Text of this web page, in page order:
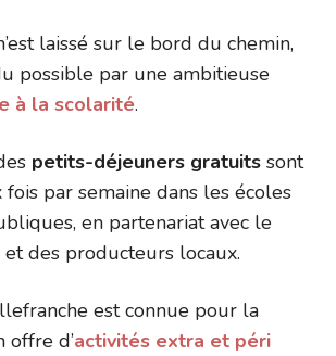
laissé sur le bord du chemin,
possible par une ambitieuse
à la scolarité.
petits-déjeuners gratuits sont
par semaine dans les écoles
en partenariat avec le
et des producteurs locaux.
est connue pour la
offre d’activités extra et péri